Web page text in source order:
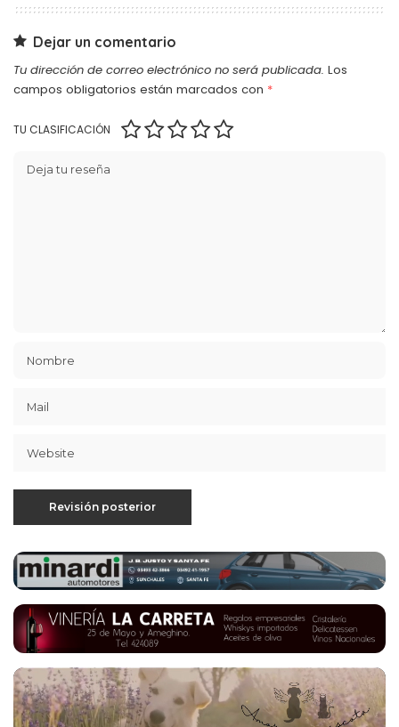
Dejar un comentario
Tu dirección de correo electrónico no será publicada. Los
campos obligatorios están marcados con *
TU CLASIFICACIÓN